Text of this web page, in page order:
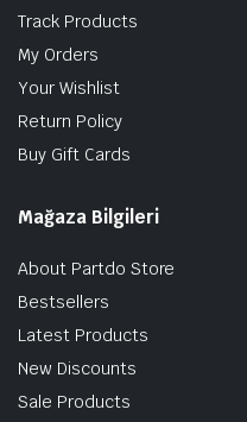
Track Products
My Orders
Your Wishlist
Return Policy
Buy Gift Cards
Mağaza Bilgileri
About Partdo Store
Bestsellers
Latest Products
New Discounts
Sale Products